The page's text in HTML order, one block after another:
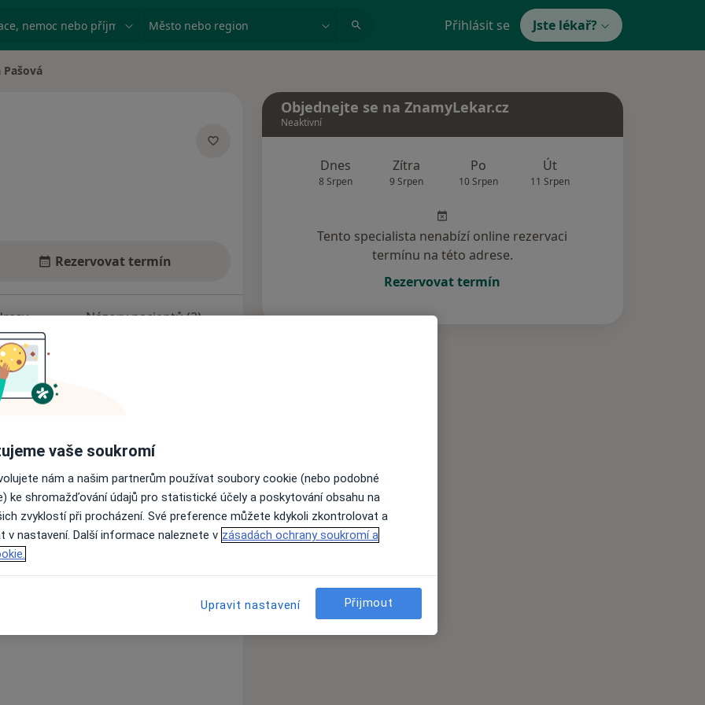
nemoc nebo příjmení Město nebo region Přihlásit se Jste lékař?
Pašová
Rezervovat termín
Názory pacientů (2)
a to zejména poúrazovou a
poruch.
volím speciální léčebné techniky
potřebách každého
a vzájemnou spolupráci vedoucí k
cvičení.
Objednejte se na ZnamyLekar.cz
Neaktivní
Dnes
8 Srpen
Zítra
9 Srpen
Po
10 Srpen
Út
11 Srpen
Tento specialista nenabízí online rezervaci
termínu na této adrese.
Rezervovat termín
vaše soukromí
nám a našim partnerům používat soubory cookie (nebo podobné
ke shromažďování údajů pro statistické účely a poskytování obsahu na
zvyklostí při procházení. Své preference můžete kdykoli zkontrolovat a
v nastavení. Další informace naleznete v zásadách ochrany soukromí a
Upravit nastavení Přijmout